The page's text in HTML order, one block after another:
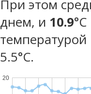
При этом
днем, и 10.9
температурой
5.5°С.
20